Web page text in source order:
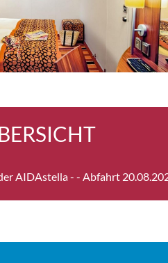
AIDAstella - - Abfahrt